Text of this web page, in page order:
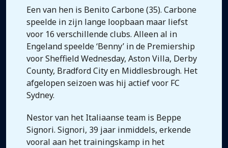
Een van hen is Benito Carbone (35). Carbone
speelde in zijn lange loopbaan maar liefst
voor 16 verschillende clubs. Alleen al in
Engeland speelde ‘Benny’ in de Premiership
voor Sheffield Wednesday, Aston Villa, Derby
County, Bradford City en Middlesbrough. Het
afgelopen seizoen was hij actief voor FC
Sydney.
Nestor van het Italiaanse team is Beppe
Signori. Signori, 39 jaar inmiddels, erkende
vooral aan het trainingskamp in het